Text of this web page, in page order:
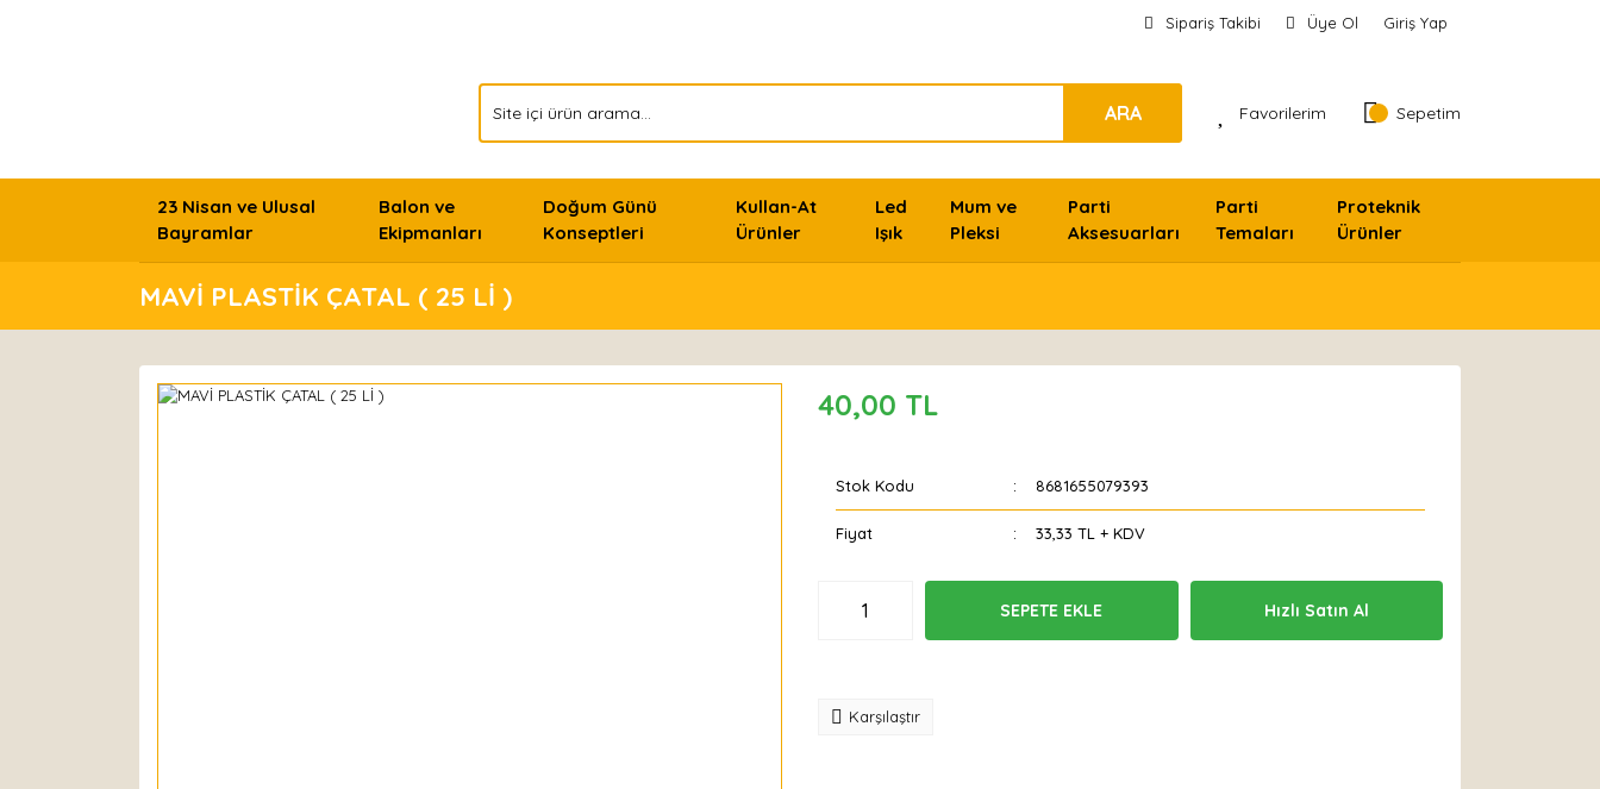
Sipariş Takibi Üye Ol Giriş Yap
ARA Favorilerim Sepetim
23 Nisan ve Ulusal
Bayramlar
Balon ve
Ekipmanları
Doğum Günü
Konseptleri
Kullan-At
Ürünler
Led
Işık
Mum ve
Pleksi
Parti
Aksesuarları
Parti
Temaları
Proteknik
Ürünler
MAVİ PLASTİK ÇATAL ( 25 Lİ )
40,00 TL
Stok Kodu 8681655079393
Fiyat 33,33 TL + KDV
SEPETE EKLE Hızlı Satın Al
Karşılaştır